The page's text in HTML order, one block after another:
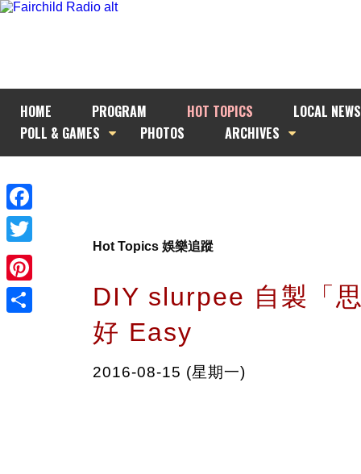
HOME PROGRAM HOT TOPICS
LOCAL NEWS
POLL & GAMES
PHOTOS ARCHIVES
Facebook
Twitter
Pinterest
Hot Topics 娛樂追蹤
DIY slurpee 自製「
好 Easy
2016-08-15 (星期一)